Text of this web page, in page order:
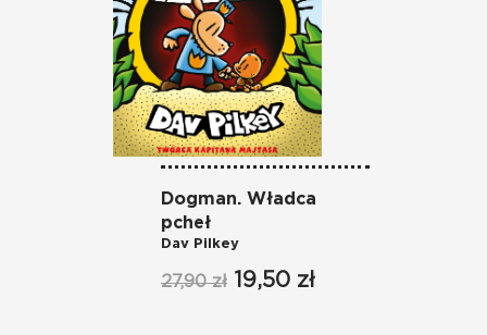
Dogman. Władca
pcheł
Dav Pilkey
27,90 zł 19,50 zł